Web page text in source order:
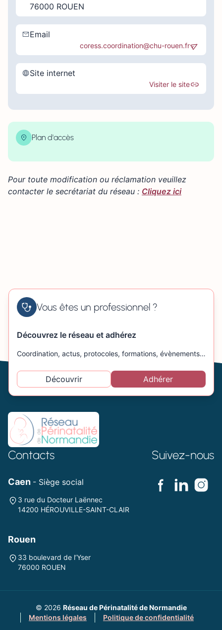
76000 ROUEN
Email
coress.coordination@chu-rouen.fr
Site internet
Visiter le site
Plan d'accès
×
−
Pour toute modification ou réclamation veuillez
contacter le secrétariat du réseau : Cliquez ici
Vous êtes un professionnel ?
Découvrez le réseau et adhérez
Coordination, actus, protocoles, formations, évènements…
Découvrir Adhérer
Contacts
Caen - Siège social
3 rue du Docteur Laënnec
14200 HÉROUVILLE-SAINT-CLAIR
Rouen
33 boulevard de l’Yser
76000 ROUEN
Suivez-nous
© 2026 Réseau de Périnatalité de Normandie
Mentions légales
Politique de confidentialité